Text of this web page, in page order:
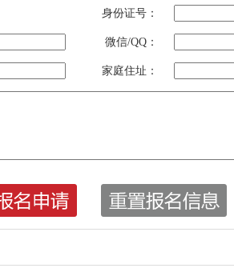
身份证号：
微信/QQ：
家庭住址：